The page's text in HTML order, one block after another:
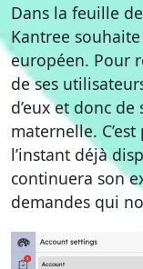
Dans la feuille
Kantree
européen. Pour
de ses
d’eux et donc de
maternelle.
l’instant déjà
continuera son
demandes qui